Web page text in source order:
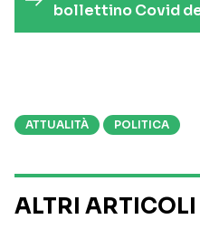
bollettino Covid
ATTUALITÀ POLITICA
ALTRI ARTICOLI